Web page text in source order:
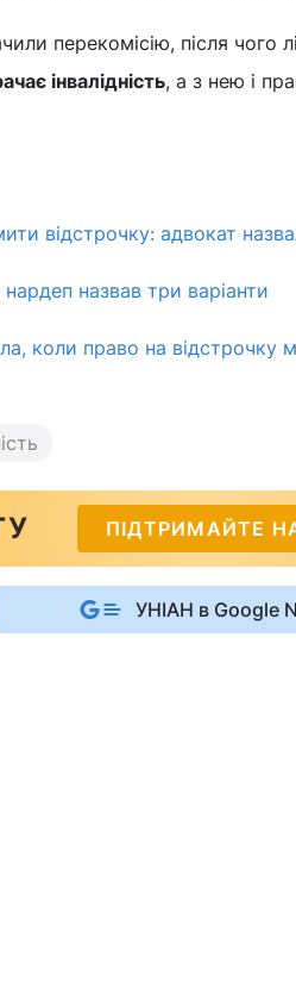
перекомісію, після чого
інвалідність, а з нею і
відстрочку: адвокат
назвав три варіанти
коли право на відстрочку
ПІДТРИМАЙТЕ
УНІАН в Google